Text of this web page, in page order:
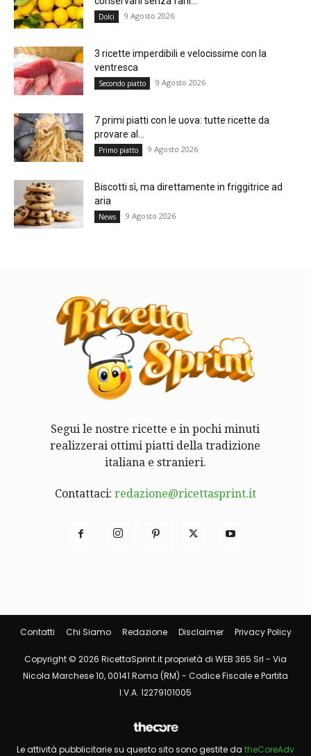
Dolci 9 Agosto 2026
3 ricette imperdibili e velocissime con la
ventresca
Secondo piatto 9 Agosto 2026
7 primi piatti con le uova: tutte ricette da
provare al...
Primo piatto 9 Agosto 2026
Biscotti sì, ma direttamente in friggitrice ad
aria
News 9 Agosto 2026
Segui le nostre ricette e in pochi minuti
realizzerai ottimi piatti della tradizione
italiana e stranieri.
Contattaci: redazione@ricettasprint.it
Contatti Chi Siamo Redazione Disclaimer Privacy Policy
Copyright © 2026 RicettaSprint.it proprietà di WEB 365 Srl - Via
Nicola Marchese 10, 00141 Roma (RM) - Codice Fiscale e Partita
I.V.A. 12279101005
Le attività pubblicitarie su questo sito sono gestite da theCoreAdv